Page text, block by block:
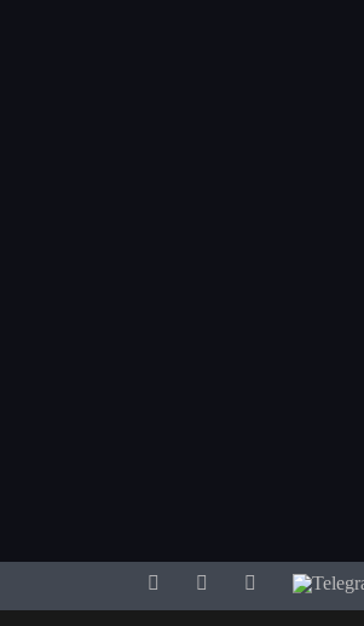
al
FacebookTwitter YouTubeTelegram